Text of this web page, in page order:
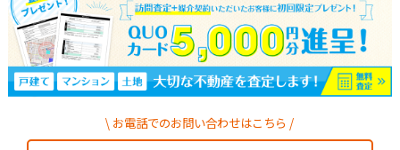
お電話でのお問い合わせはこちら